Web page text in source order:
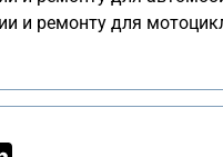
и ремонту для